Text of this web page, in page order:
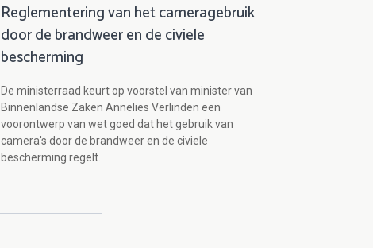
Reglementering van het cameragebruik
door de brandweer en de civiele
bescherming
De ministerraad keurt op voorstel van minister van
Binnenlandse Zaken Annelies Verlinden een
voorontwerp van wet goed dat het gebruik van
camera's door de brandweer en de civiele
bescherming regelt.